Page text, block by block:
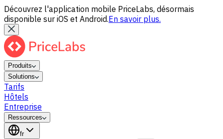
Découvrez l'application mobile PriceLabs, désormais
disponible sur iOS et Android.En savoir plus.
Produits
Solutions
Tarifs
Hôtels
Entreprise
Ressources
fr